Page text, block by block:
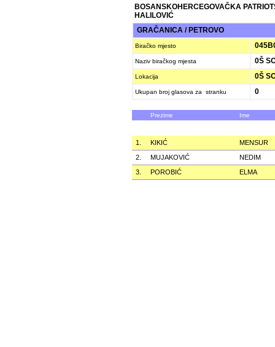
BOSANSKOHERCEGOVAČKA
HALILOVIĆ
GRAČANICA / PETROVO
Biračko mjesto
Naziv biračkog mjesta 0Š
Lokacija 0Š
Ukupan broj glasova za stranku 0
Prezime Ime
1. KIKIĆ
MENSUR
2.
MUJAKOVIĆ
NEDIM
3.
POROBIĆ ELMA